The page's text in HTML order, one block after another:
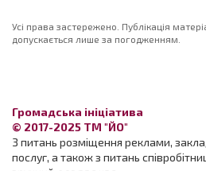
Усі права застережено. Публікація
допускається лише за погодженням.
Громадська ініціатива
© 2017-2025 ТМ "ЙО"
З питань розміщення реклами,
послуг, а також з питань